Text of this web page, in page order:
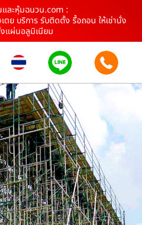
ละหุ้มฉนวน.com :
ย บริการ รับติดตั้ง รื้อถอน ให้เช่านั่ง
แผ่นอลูมิเนียม